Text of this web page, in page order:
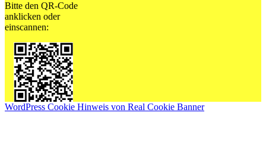
Bitte den QR-Code
anklicken oder
einscannen:
WordPress Cookie Hinweis von Real Cookie Banner